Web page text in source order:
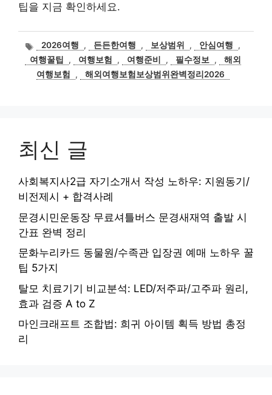
팁을 지금 확인하세요.
태
그
2026여행 , 든든한여행 , 보상범위 , 안심여행
,
여행꿀팁
, 여행보험 , 여행준비 , 필수정보 ,
해외
여행보험
, 해외여행보험보상범위완벽정리2026
최신 글
사회복지사2급 자기소개서 작성 노하우: 지원동기/
비전제시 + 합격사례
문경시민운동장 무료셔틀버스 문경새재역 출발 시
간표 완벽 정리
문화누리카드 동물원/수족관 입장권 예매 노하우 꿀
팁 5가지
탈모 치료기기 비교분석: LED/저주파/고주파 원리,
효과 검증 A to Z
마인크래프트 조합법: 희귀 아이템 획득 방법 총정
리